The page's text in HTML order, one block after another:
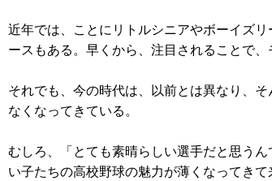
近年では、ことにリトルシニアやボーイズ
ースもある。早くから、注目されることで
それでも、今の時代は、以前とは異なり、
なくなってきている。
むしろ、「とても素晴らしい選手だと思う
い子たちの高校野球の魅力が薄くなってき